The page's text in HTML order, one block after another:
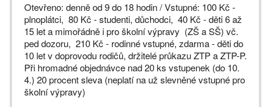
Otevřeno: denně od 9 do 18 hodin / Vstupné: 100 Kč -
plnoplátci, 80 Kč - studenti, důchodci, 40 Kč - děti 6 až
15 let a mimořádně i pro školní výpravy (ZŠ a SŠ) vč.
ped dozoru, 210 Kč - rodinné vstupné, zdarma - děti do
10 let v doprovodu rodičů, držitelé průkazu ZTP a ZTP-P.
Při hromadné objednávce nad 20 ks vstupenek (do 10.
4.) 20 procent sleva (neplatí na už slevněné vstupné pro
školní výpravy)